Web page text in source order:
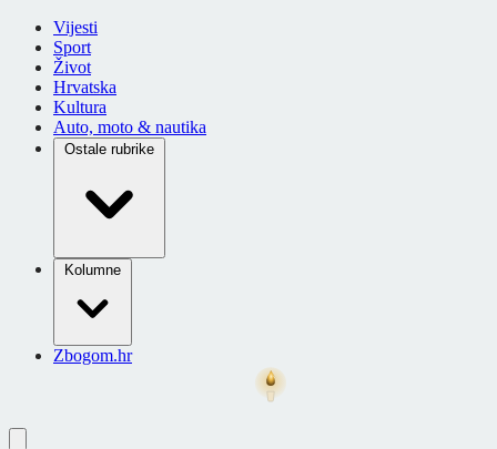
Vijesti
Sport
Život
Hrvatska
Kultura
Auto, moto & nautika
Ostale rubrike
Kolumne
Zbogom.hr